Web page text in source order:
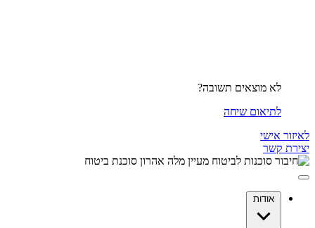
לא מוצאים תשובה?
לתיאום שיחה
לאיזור אישי
יצירת קשר
אודות